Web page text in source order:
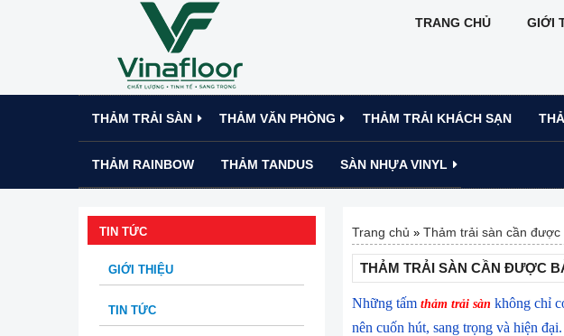
TRANG CHỦ GIỚI
THẢM TRẢI SÀN THẢM VĂN PHÒNG THẢM TRẢI KHÁCH SẠN
THẢM RAINBOW THẢM TANDUS SÀN NHỰA VINYL
Trang chủ » Thảm trải sàn cần
THẢM TRẢI SÀN CẦN ĐƯỢC
Những tấm thảm trải sàn không chỉ
nên cuốn hút, sang trọng và hiện
TIN TỨC
GIỚI THIỆU
TIN TỨC